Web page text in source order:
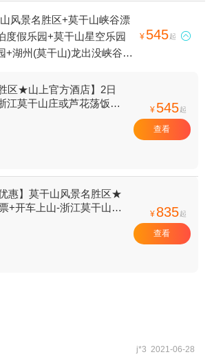
风景名胜区+莫干山峡谷漂
度假乐园+莫干山星空乐园
+湖州(莫干山)龙出没峡谷探
+莫干山开元森泊户外探险
火虫景区+莫干山江南瑶坞旅
¥ 545起 
区★山上官方酒店】2日
江莫干山庄或芦花荡饭店
¥ 545起
查看
惠】莫干山风景名胜区★
+开车上山-浙江莫干山庄
早-礼赠多多
¥ 835起
查看
j*3 2021-06-28